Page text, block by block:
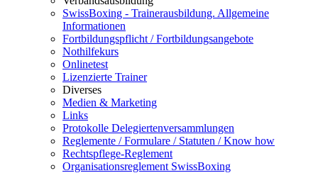
SwissBoxing - Trainerausbildung. Allgemeine
Informationen
Fortbildungspflicht / Fortbildungsangebote
Nothilfekurs
Onlinetest
Lizenzierte Trainer
Diverses
Medien & Marketing
Links
Protokolle Delegiertenversammlungen
Reglemente / Formulare / Statuten / Know how
Rechtspflege-Reglement
Organisationsreglement SwissBoxing